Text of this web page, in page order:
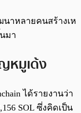
าหลายคนสร้างเห
มา
หมูเด้ง
ได้รายงานว่า
SOL ซึ่งคิดเป็น